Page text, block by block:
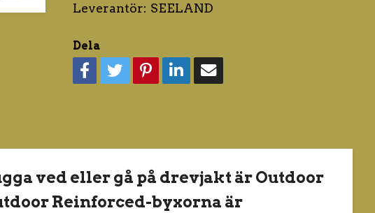
Leverantör: SEELAND
Dela
ved eller gå på drevjakt är Outdoor
Reinforced-byxorna är